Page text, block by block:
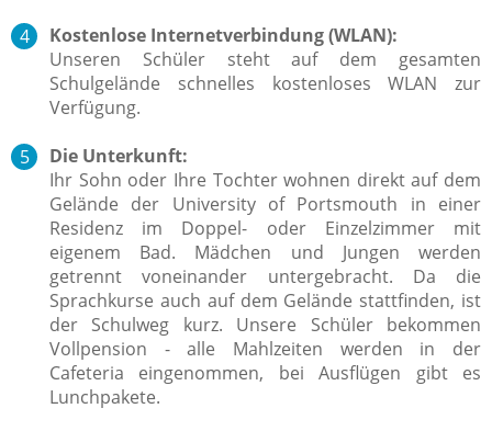
Kostenlose Internetverbindung (WLAN):
Unseren Schüler steht auf dem gesamten
Schulgelände schnelles kostenloses WLAN zur
Verfügung.
Die Unterkunft:
Ihr Sohn oder Ihre Tochter wohnen direkt auf dem
Gelände der University of Portsmouth in einer
Residenz im Doppel- oder Einzelzimmer mit
eigenem Bad. Mädchen und Jungen werden
getrennt voneinander untergebracht. Da die
Sprachkurse auch auf dem Gelände stattfinden, ist
der Schulweg kurz. Unsere Schüler bekommen
Vollpension - alle Mahlzeiten werden in der
Cafeteria eingenommen, bei Ausflügen gibt es
Lunchpakete.